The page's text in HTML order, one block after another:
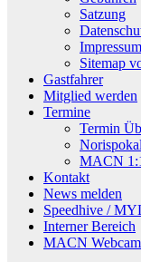
Satzung
Impressum
Sitemap
Gastfahrer
Mitglied werden
Termine
Termin
MACN
Kontakt
News melden
Speedhive /
Interner Bereich
MACN Webcam